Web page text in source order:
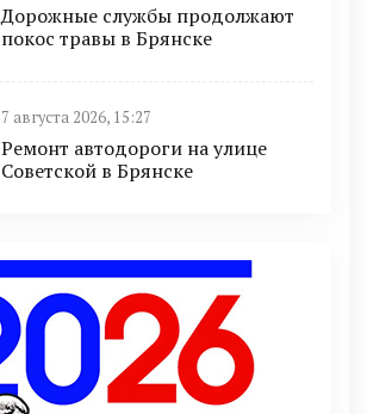
Дорожные службы продолжают
покос травы в Брянске
7 августа 2026, 15:27
Ремонт автодороги на улице
Советской в Брянске